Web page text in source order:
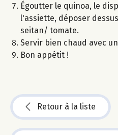
Égoutter le quinoa, le
l'assiette, déposer
seitan/ tomate.
Servir bien chaud avec
Bon appétit !
Retour à la liste